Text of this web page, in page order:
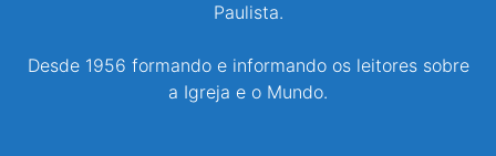
Paulista.
Desde 1956 formando e informando os leitores sobre
a Igreja e o Mundo.